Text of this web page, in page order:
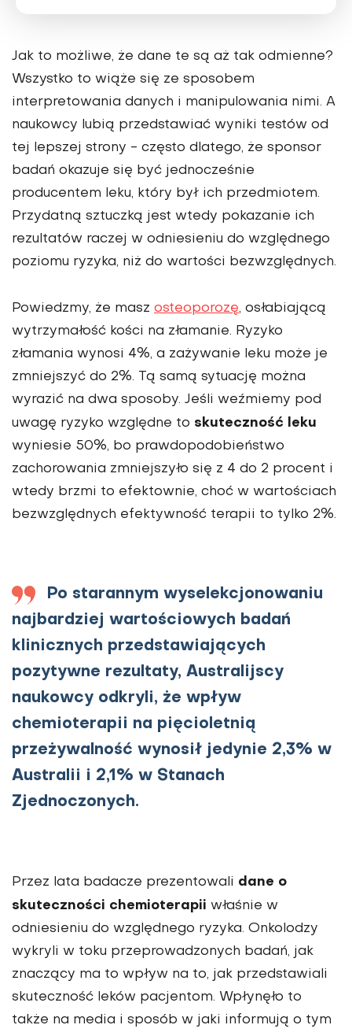
Jak to możliwe, że dane te są aż tak odmienne?
Wszystko to wiąże się ze sposobem
interpretowania danych i manipulowania nimi. A
naukowcy lubią przedstawiać wyniki testów od
tej lepszej strony - często dlatego, że sponsor
badań okazuje się być jednocześnie
producentem leku, który był ich przedmiotem.
Przydatną sztuczką jest wtedy pokazanie ich
rezultatów raczej w odniesieniu do względnego
poziomu ryzyka, niż do wartości bezwzględnych.
Powiedzmy, że masz osteoporozę, osłabiającą
wytrzymałość kości na złamanie. Ryzyko
złamania wynosi 4%, a zażywanie leku może je
zmniejszyć do 2%. Tą samą sytuację można
wyrazić na dwa sposoby. Jeśli weźmiemy pod
uwagę ryzyko względne to skuteczność leku
wyniesie 50%, bo prawdopodobieństwo
zachorowania zmniejszyło się z 4 do 2 procent i
wtedy brzmi to efektownie, choć w wartościach
bezwzględnych efektywność terapii to tylko 2%.
Po starannym wyselekcjonowaniu
najbardziej wartościowych badań
klinicznych przedstawiających
pozytywne rezultaty, Australijscy
naukowcy odkryli, że wpływ
chemioterapii na pięcioletnią
przeżywalność wynosił jedynie 2,3% w
Australii i 2,1% w Stanach
Zjednoczonych.
Przez lata badacze prezentowali dane o
skuteczności chemioterapii właśnie w
odniesieniu do względnego ryzyka. Onkolodzy
wykryli w toku przeprowadzonych badań, jak
znaczący ma to wpływ na to, jak przedstawiali
skuteczność leków pacjentom. Wpłynęło to
także na media i sposób w jaki informują o tym